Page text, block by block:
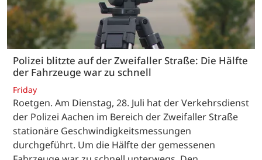
Polizei blitzte auf der Zweifaller Straße: Die Hälfte
der Fahrzeuge war zu schnell
Friday
Roetgen. Am Dienstag, 28. Juli hat der Verkehrsdienst
der Polizei Aachen im Bereich der Zweifaller Straße
stationäre Geschwindigkeitsmessungen
durchgeführt. Um die Hälfte der gemessenen